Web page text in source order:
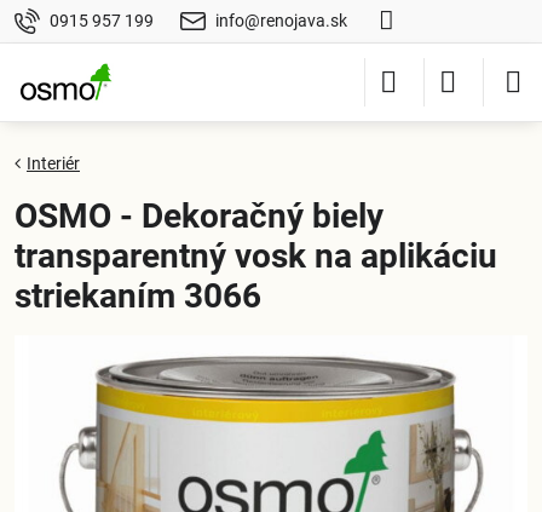
0915 957 199 info@renojava.sk
Interiér
OSMO - Dekoračný biely
transparentný vosk na aplikáciu
striekaním 3066